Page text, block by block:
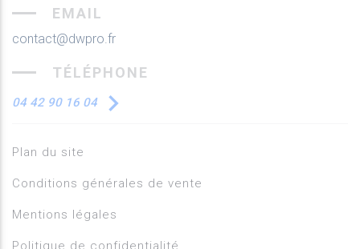
EMAIL
contact@dwpro.fr
TÉLÉPHONE
04 42 90 16 04
Plan du site
Conditions générales de vente
Mentions légales
Politique de confidentialité